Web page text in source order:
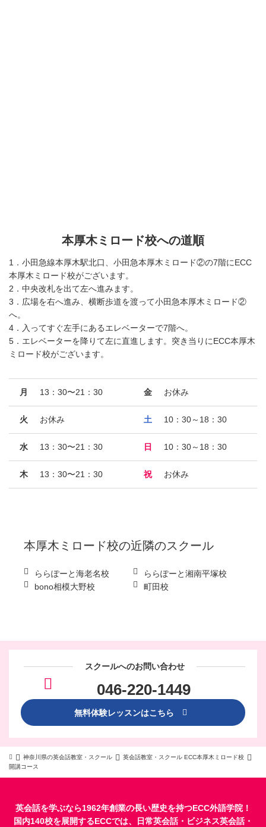
本厚木ミロード校への道順
1．小田急線本厚木駅北口、小田急本厚木ミロード②の7階にECC
本厚木ミロード校がございます。
2．中央改札を出て左へ進みます。
3．広場を右へ進み、横断歩道を渡って小田急本厚木ミロード②
へ。
4．入ってすぐ左手にあるエレベーターで7階へ。
5．エレベーターを降りて左に直進します。突き当りにECC本厚木
ミロード校がございます。
月 13：30〜21：30
火 お休み
水 13：30〜21：30
木 13：30〜21：30
金 お休み
土 10：30～18：30
日 10：30～18：30
祝 お休み
本厚木ミロード校の近隣のスクール
ららぽーと海老名校
ららぽーと湘南平塚校
bono相模大野校
町田校
スクールへのお問い合わせ
046-220-1449
無料体験レッスンはこちら
神奈川県の英会話教室・スクール
英会話教室・スクール ECC本厚木ミロード校
開講コース
英会話を学ぶなら1962年創業の長い歴史を持つECC外語学院！
国内140校を展開するECCでは、
日常英会話・ ビジネス英会話・